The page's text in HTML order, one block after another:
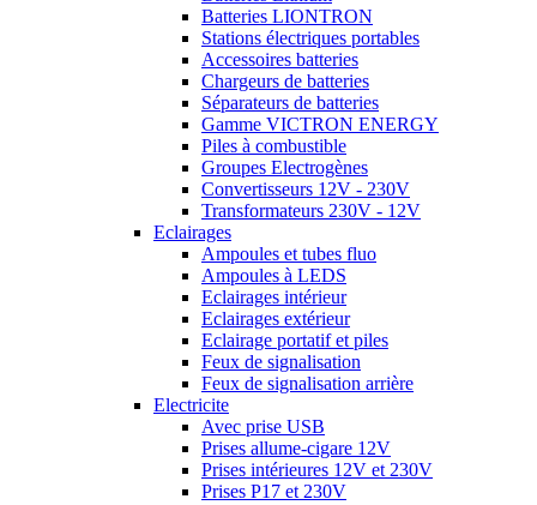
Batteries LIONTRON
Stations électriques portables
Accessoires batteries
Chargeurs de batteries
Séparateurs de batteries
Gamme VICTRON ENERGY
Piles à combustible
Groupes Electrogènes
Convertisseurs 12V - 230V
Transformateurs 230V - 12V
Eclairages
Ampoules et tubes fluo
Ampoules à LEDS
Eclairages intérieur
Eclairages extérieur
Eclairage portatif et piles
Feux de signalisation
Feux de signalisation arrière
Electricite
Avec prise USB
Prises allume-cigare 12V
Prises intérieures 12V et 230V
Prises P17 et 230V